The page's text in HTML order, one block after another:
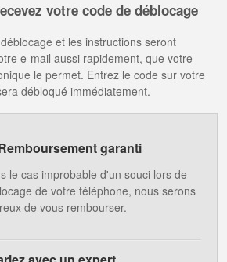
votre code de déblocage
et les instructions seront
e-mail aussi rapidement, que votre
le permet. Entrez le code sur votre
débloqué immédiatement.
garanti
le cas improbable d'un souci lors de
de votre téléphone, nous serons
de vous rembourser.